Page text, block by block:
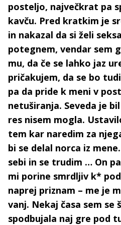
posteljo, največkrat pa
kavču. Pred kratkim je
in nakazal da si želi
potegnem, vendar sem
mu, da če se lahko jaz
pričakujem, da se bo
pa da pride k meni v
netuširanja. Seveda je
res nisem mogla.
tem kar naredim za
bi se delal norca iz
sebi in se trudim … On
mi porine smrdljiv k*
naprej priznam – me je
vanj. Nekaj časa sem se
spodbujala naj gre pod